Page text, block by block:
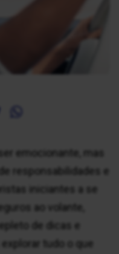
Twitter
emocionante, mas
responsabilidades e
iniciantes a se
ao volante,
de dicas e
tudo o que